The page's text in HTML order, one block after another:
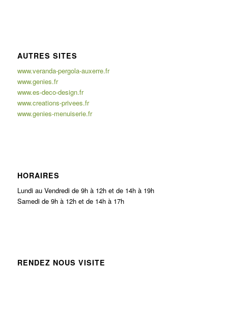
AUTRES SITES
www.veranda-pergola-auxerre.fr
www.genies.fr
www.es-deco-design.fr
www.creations-privees.fr
www.genies-menuiserie.fr
HORAIRES
Lundi au Vendredi de 9h à 12h et de 14h à 19h
Samedi de 9h à 12h et de 14h à 17h
RENDEZ NOUS VISITE